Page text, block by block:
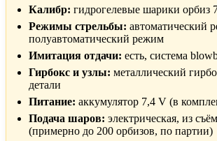
Калибр: гидрогелевые шарики орбиз
Режимы стрельбы: автоматический
полуавтоматический режим
Имитация отдачи: есть, система
Гирбокс и узлы: металлический
детали
Питание: аккумулятор 7,4 V (в
Подача шаров: электрическая, из
(примерно до 200 орбизов, по партии)